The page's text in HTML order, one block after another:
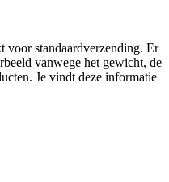
voor standaardverzending. Er
vanwege het gewicht, de
Je vindt deze informatie